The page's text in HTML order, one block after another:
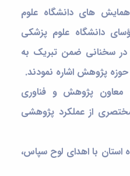
های دانشگاه علوم
دانشگاه علوم پزشکی
در سخنانی ضمن تبریک به
حوزه پژوهش اشاره نمودند.
معاون پژوهش و فناوری
از عملکرد پژوهشی
استان با اهدای لوح سپاس،